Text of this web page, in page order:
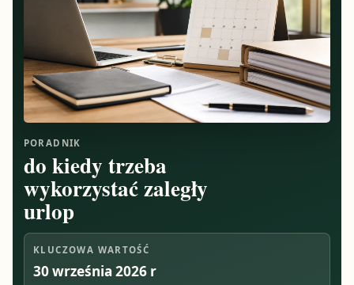
PORADNIK
do kiedy trzeba
wykorzystać zaległy
urlop
KLUCZOWA WARTOŚĆ
30 września 2026 r